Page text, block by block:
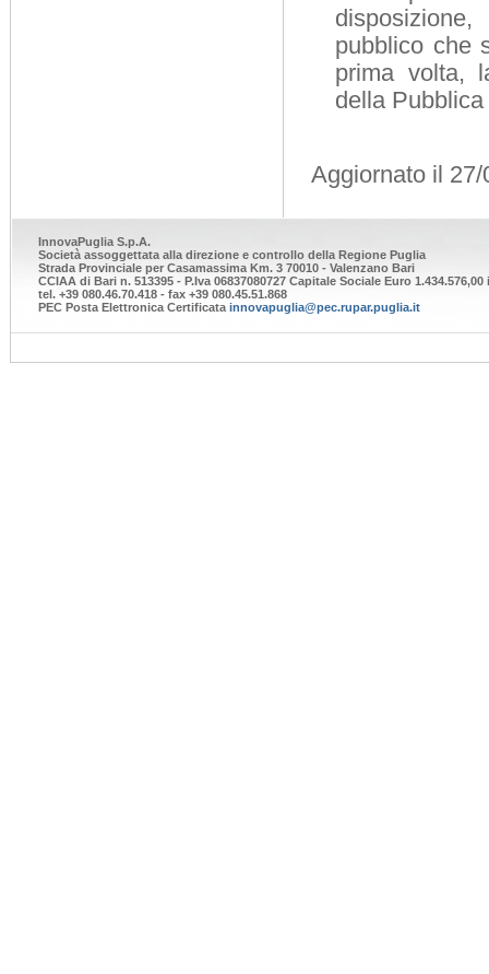
pubblico che
prima volta,
della
Aggiornato il
InnovaPuglia S.p.A.
Società assoggettata alla direzione e controllo della Regione Puglia
Strada Provinciale per Casamassima Km. 3 70010 - Valenzano Bari
CCIAA di Bari n. 513395 - P.Iva 06837080727 Capitale Sociale Euro
tel. +39 080.46.70.418 - fax +39 080.45.51.868
PEC Posta Elettronica Certificata innovapuglia@pec.rupar.puglia.it